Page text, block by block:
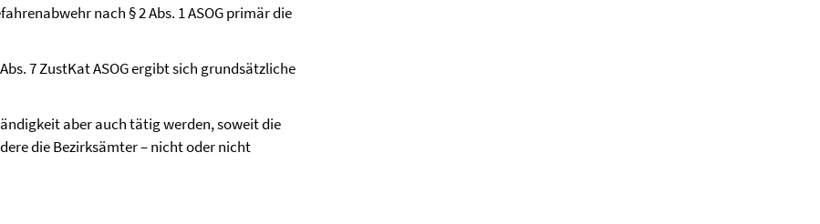
nach § 2 Abs. 1 ASOG primär die
Abs. 7 ZustKat ASOG ergibt sich grundsätzliche
aber auch tätig werden, soweit die
die Bezirksämter – nicht oder nicht